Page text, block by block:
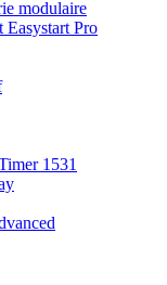
modulaire
Easystart Pro
1531